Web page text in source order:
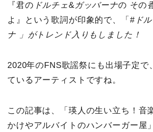
『君の ドルチェ& ガッバーナの その
よ』という歌詞が印象的で、「#ド
ナ 」がトレンド入りもしました！
2020年のFNS歌謡祭にも出場子定で
ているアーティストですね。
この記事は、「瑛人の生い立ち！音
かけやアルバイトのハンバーガー屋